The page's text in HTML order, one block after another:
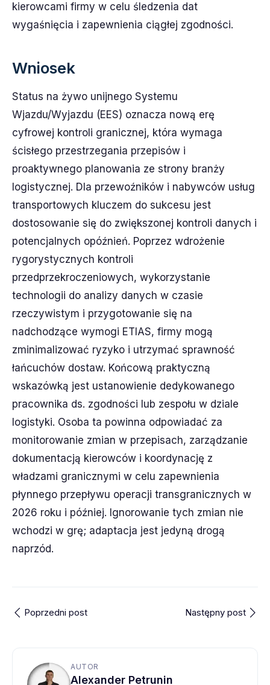
kierowcami firmy w celu śledzenia dat
wygaśnięcia i zapewnienia ciągłej zgodności.
Wniosek
Status na żywo unijnego Systemu
Wjazdu/Wyjazdu (EES) oznacza nową erę
cyfrowej kontroli granicznej, która wymaga
ścisłego przestrzegania przepisów i
proaktywnego planowania ze strony branży
logistycznej. Dla przewoźników i nabywców usług
transportowych kluczem do sukcesu jest
dostosowanie się do zwiększonej kontroli danych i
potencjalnych opóźnień. Poprzez wdrożenie
rygorystycznych kontroli
przedprzekroczeniowych, wykorzystanie
technologii do analizy danych w czasie
rzeczywistym i przygotowanie się na
nadchodzące wymogi ETIAS, firmy mogą
zminimalizować ryzyko i utrzymać sprawność
łańcuchów dostaw. Końcową praktyczną
wskazówką jest ustanowienie dedykowanego
pracownika ds. zgodności lub zespołu w dziale
logistyki. Osoba ta powinna odpowiadać za
monitorowanie zmian w przepisach, zarządzanie
dokumentacją kierowców i koordynację z
władzami granicznymi w celu zapewnienia
płynnego przepływu operacji transgranicznych w
2026 roku i później. Ignorowanie tych zmian nie
wchodzi w grę; adaptacja jest jedyną drogą
naprzód.
Poprzedni post Następny post
AUTOR
Alexander Petrunin